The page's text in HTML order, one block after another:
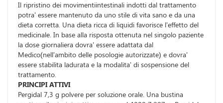
Il ripristino dei movimentiintestinali indotti dal trattamento
potra' essere mantenuto da uno stile di vita sano e da una
dieta corretta. Una dieta ricca di liquidi favorisce l'effetto del
medicinale. In base alla risposta ottenuta nel singolo paziente
la dose giornaliera dovra' essere adattata dal
Medico(nell'ambito delle posologie autorizzate) e dovra'
essere stabilita ladurata e la modalita' di sospensione del
trattamento.
PRINCIPI ATTIVI
Pergidal 7,3 g polvere per soluzione orale. Una bustina